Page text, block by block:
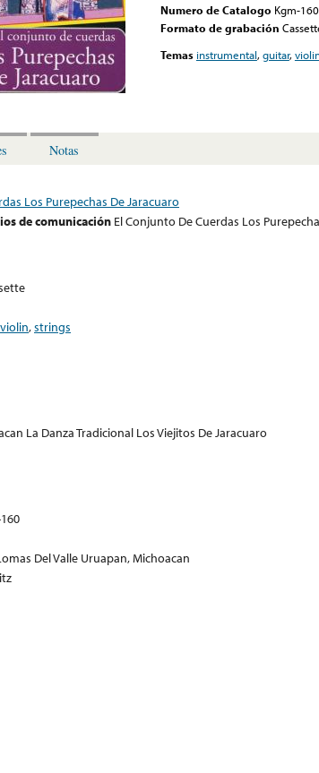
Numero de Catalogo Kgm-160
Formato de grabación
Temas instrumental,guitar,
Notas
Los Purepechas De Jaracuaro
de comunicación El Conjunto De Cuerdas Los
violin,strings
La Danza Tradicional Los Viejitos De Jaracuaro
Del Valle Uruapan, Michoacan